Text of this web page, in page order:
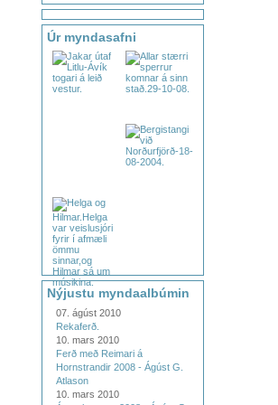
Úr myndasafni
Nýjustu myndaalbúmin
07. ágúst 2010
Rekaferð.
10. mars 2010
Ferð með Reimari á
Hornstrandir 2008 - Ágúst G.
Atlason
10. mars 2010